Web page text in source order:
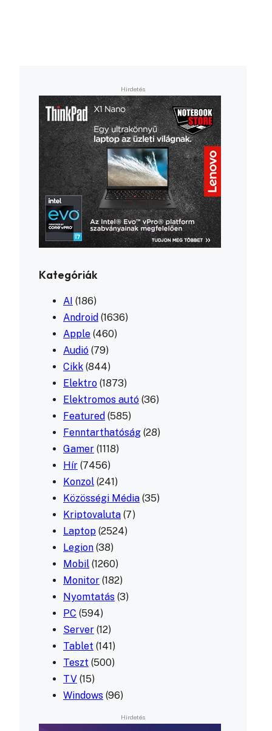
Kategóriák
AI (186)
Android (1636)
Apple (460)
Audió (79)
Cikk (844)
Elektro (1873)
Elektromos autó (36)
Featured (585)
Fenntarthatóság (28)
Gamer (1118)
Hír (7456)
Konzol (241)
Közösségi Média (35)
Kriptovaluta (7)
Laptop (2524)
Legion (38)
Mobil (1260)
Monitor (182)
Nyomtatás (3)
PC (594)
Server (12)
Tablet (141)
Teszt (500)
TV (15)
Windows (96)